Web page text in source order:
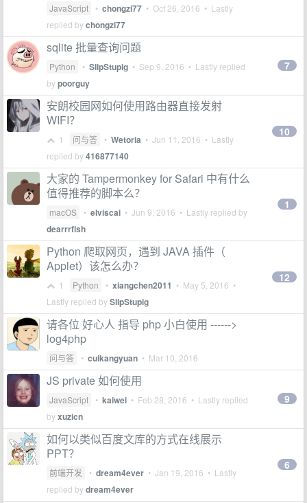
JavaScript • chongzi77 • Oct 26, 2016 • Lastly
replied bychongzi77
sqlite 批量查询问题
Python • SlipStupig • Sep 9, 2016 • Lastly replied
bypoorguy
7
安朗校园网如何使用路由器直接发射
WIFI？
1 问与答 • Wetoria • Jun 11, 2016 • Lastly
replied by416877140
10
大家的 Tampermonkey for Safari 中有什么
值得推荐的脚本么？
macOS • elviscai • Jun 9, 2016 • Lastly replied by
dearrrfish
1
Python 爬取网页，遇到 JAVA 插件（
Applet）该怎么办？
1 Python • xiangchen2011 • May 5, 2016 •
Lastly replied bySlipStupig
12
请各位 好心人 指导 php 小白使用 ------>
log4php
问与答 • cuikangyuan • Mar 10, 2016
JS private 如何使用
JavaScript • kaiwei • Feb 28, 2016 • Lastly replied
byxuzicn
9
如何以类似百度文库的方式在线展示
PPT？
前端开发 • dream4ever • Jan 19, 2016 • Lastly
replied bydream4ever
6